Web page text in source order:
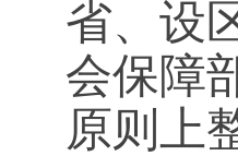
省、设
会保障
原则上